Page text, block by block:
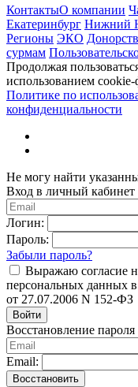
КонтактыО компании
Екатеринбург Нижний
Регионы ЭКО
сурмам
Продолжая
использованием
Политике по
конфиденциальности
Не могу найти
Вход в личный кабинет
Логин:
Пароль:
Забыли пароль?
Выражаю согласие
персональных данных
от 27.07.2006 N 152-ФЗ
Войти
Восстановление пароля
Email:
Восстановить